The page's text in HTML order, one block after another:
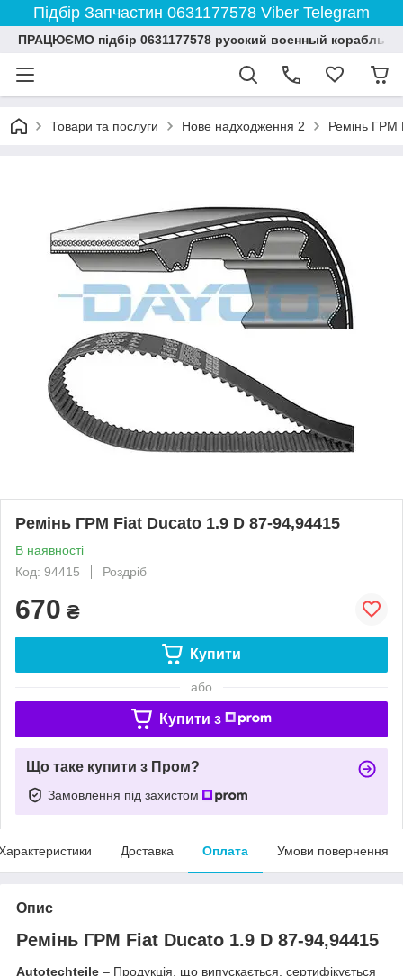
Підбір Запчастин 0631177578 Viber Telegram
ПРАЦЮЄМО підбір 0631177578 русский военный корабль
Товари та послуги Нове надходження 2 Ремінь ГРМ
Ремінь ГРМ Fiat Ducato 1.9 D 87-94,94415
В наявності
Код: 94415
Роздріб
670 ₴
Купити
або
Купити з
Що таке купити з Пром?
Замовлення під захистом
Доставка Оплата Умови повернення
Опис
Ремінь ГРМ Fiat Ducato 1.9 D 87-94,94415
Autotechteile – Продукція, що випускається, сертифікується